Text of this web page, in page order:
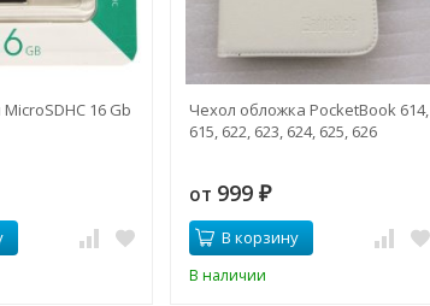
16 Gb
Чехол обложка PocketBook 614,
615, 622, 623, 624, 625, 626
от 999 ₽
В корзину
В наличии